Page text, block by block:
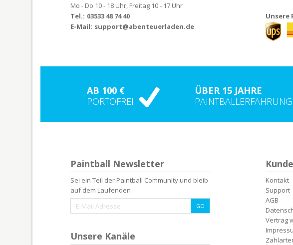
Mo - Do 10 - 18 Uhr, Freitag 10 - 17 Uhr
Tel.: 03533 48 74 40
E-Mail: support@abenteuerladen.de
Unsere
AB 100 €
PORTOFREI
ÜBER 15 JAHRE
PAINTBALLERFAHRUNG
Paintball Newsletter
Sei ein Teil der Paintball Community und bleib
auf dem Laufenden
Unsere Kanäle
Kontakt
Support
AGB
Vertrag